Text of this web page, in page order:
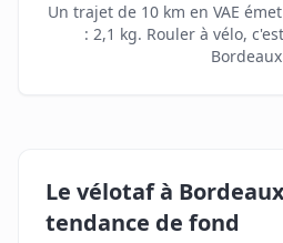
Un trajet de 10 km en VAE
: 2,1 kg. Rouler à vélo,
Le vélotaf à
tendance de fond